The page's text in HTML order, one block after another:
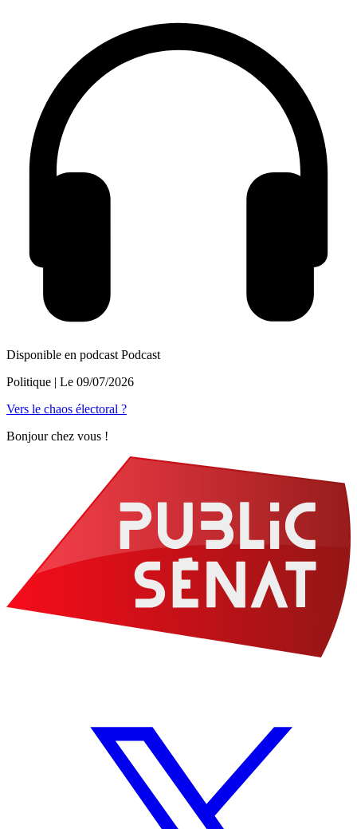
Disponible en podcast Podcast
Politique | Le 09/07/2026
Vers le chaos électoral ?
Bonjour chez vous !